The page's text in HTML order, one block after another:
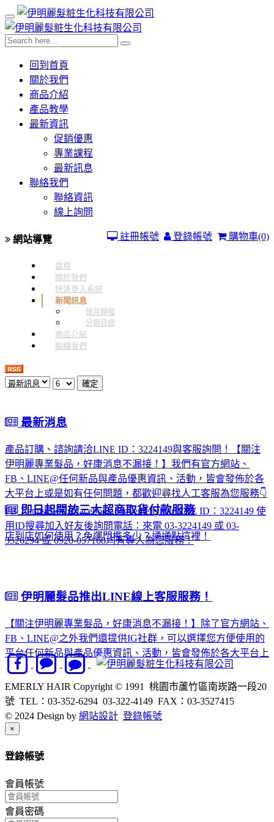
回到首頁
關於我們
商品介紹
產品教學
最新資訊
促銷優惠
專業課程
最新訊息
聯絡我們
聯絡資訊
線上詢問
購物車(0)
登錄帳號
註冊帳號
網站導覽
首頁
關於我們
快速登入系統
新聞訊息
按月歸檔
分類目錄
商品介紹
聯絡我們
確定
最新消息
產品訂購、諮詢請洽LINE ID：3224149與客服詢問！【關注
伊明麗專業髮品，好康消息不漏接！】我們有官方網站、
FB、LINE@任何新品與產品優惠資訊、活動，皆會發佈於各
大平台上或是如有任何問題，都歡迎尋找人工客服為您服務👇
FB：https://www.facebook.com/emerlyhairLINE ID：3224149 使
用ID搜尋加入好友後詢問電話：來電 03-3224149 或 03-
3526294 或 0920-057168均有專人為您服務！
即日起開放三大超商取貨付款服務
店到店如何使用？免運門檻多少？通通點這裡！
伊明麗髮品推出LINE線上客服服務！
【關注伊明麗專業髮品，好康消息不漏接！】除了官方網站、
FB、LINE@之外我們還提供IG社群，可以選擇您方便使用的
平台任何新品與產品優惠資訊、活動，皆會發佈於各大平台上
EMERLY HAIR Copyright © 1991 桃園市蘆竹區南崁路一段20
號 TEL：03-352-6294 03-322-4149 FAX：03-3527415
© 2024 Design by 網站設計 登錄帳號
×
登錄帳號
會員帳號
會員密碼